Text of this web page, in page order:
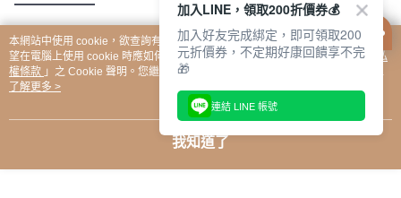
熱門標籤
本網站中使用 cookie，欲查詢有關本網站使用 cookie 方式之詳情，及若您不希
望在電腦上使用 cookie 時應如何變更電腦的 cookie 設定，請參閱本網站「
隱私
權條款 」之 Cookie 聲明。您繼續使用本網站即表示您同意本公司得按本網站使
用條款之 Cookie 聲明使用 cookie。
了解更多 >
我知道了
加入LINE，領取200折價券💰
加入好友完成綁定，即可領取200
元折價券，不定期好康回饋享不完
🎁
連結 LINE 帳號